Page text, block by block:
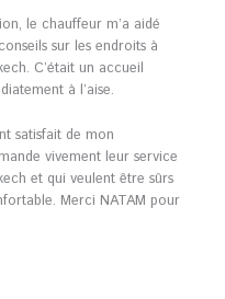
le chauffeur m’a aidé
sur les endroits à
C’était un accueil
à l’aise.
satisfait de mon
vivement leur service
et qui veulent être sûrs
Merci NATAM pour